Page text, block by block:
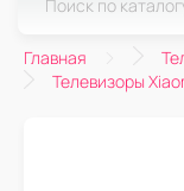
Главная
Телевизоры